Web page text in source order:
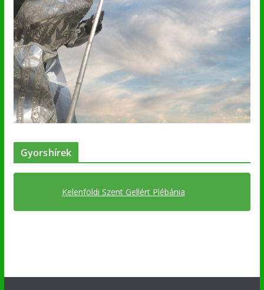
Gyorshírek
Kelenföldi Szent Gellért Plébánia